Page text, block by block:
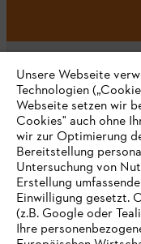
Unternehmen
Häufig gestellte
Unsere Webseite
Technologien
Webseite setzen wir
Cookies" auch ohne
wir zur Optimierung
Bereitstellung
Untersuchung von
Erstellung
Einwilligung gesetzt.
(z.B. Google oder
Ihre